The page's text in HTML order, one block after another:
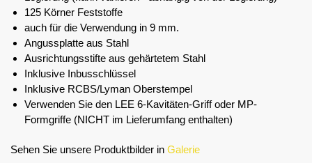
125 Körner Feststoffe
auch für die Verwendung in 9 mm.
Angussplatte aus Stahl
Ausrichtungsstifte aus gehärtetem Stahl
Inklusive Inbusschlüssel
Inklusive RCBS/Lyman Oberstempel
Verwenden Sie den LEE 6-Kavitäten-Griff oder MP-
Formgriffe (NICHT im Lieferumfang enthalten)
Sehen Sie unsere Produktbilder in Galerie